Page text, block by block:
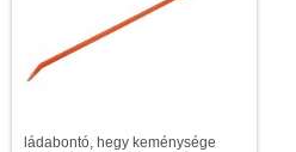
ládabontó, hegy keménysége